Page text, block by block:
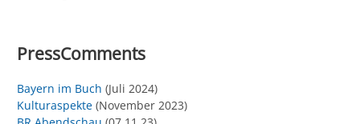
PressComments
Bayern im Buch (Juli 2024)
Kulturaspekte (November 2023)